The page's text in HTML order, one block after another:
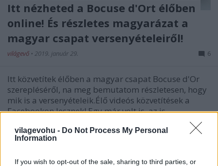
vilagevohu - Do Not Process My Personal
Information
If you wish to opt-out of the sale, sharing to third parties, or
Itt nézheted a Bocuse d'Ort élőben
online! És részletes magyarázat a
magyar csapat versenyételeiről!
világevő • 2019. január 29. 6
Itt közvetítek élőben a magyar csapat Bocuse d'Or
szerepléséről, na meg bemutatom részletesen, hogy
mik is a versenyételeik.Élő videós közvetítések a
Facebookon lesznek! Egy már volt is, az is